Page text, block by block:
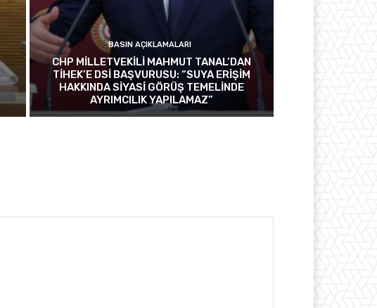
BASIN AÇIKLAMALARI
CHP MİLLETVEKİLİ MAHMUT TANAL’DAN
TİHEK’E DSİ BAŞVURUSU: “SUYA ERİŞİM
HAKKINDA SİYASİ GÖRÜŞ TEMELİNDE
AYRIMCILIK YAPILAMAZ”